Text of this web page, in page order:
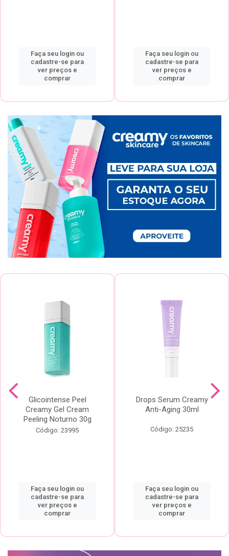
Faça seu login ou
cadastre-se para
ver preços e
comprar
Faça seu login ou
cadastre-se para
ver preços e
comprar
Glicointense Peel
Creamy Gel Cream
Peeling Noturno 30g
Código: 23995
Faça seu login ou
cadastre-se para
ver preços e
comprar
Drops Serum Creamy
Anti-Aging 30ml
Código: 25235
Faça seu login ou
cadastre-se para
ver preços e
comprar